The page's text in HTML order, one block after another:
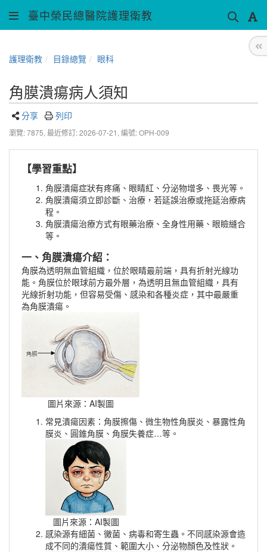
臺中榮民總醫院護理衛教
護理衛教 目錄總覽 眼科
角膜潰瘍病人須知
分享 列印
瀏覽: 7875, 最近修訂: 2026-07-21 , 編號: OPH-009
【學習重點】
角膜潰瘍症狀有疼痛、眼睛紅、分泌物增多、畏光等。
角膜潰瘍須立即診斷、治療，若延誤治療或拖延治療病
程。
角膜潰瘍治療方式有眼藥治療、全身性用藥、眼瞼縫合
等。
一、角膜潰瘍介紹：
角膜為透明無血管組織，位於眼睛最前端，具有折射光線功
能。角膜位於眼球前方最外層，為透明且無血管組織，具有
光線折射功能，但容易受傷、感染和各種炎症，其中最嚴重
為角膜潰瘍。
圖片來源：AI製圖
常見潰瘍因素：角膜擦傷、微生物性角膜炎、暴露性角
膜炎、圓錐角膜、角膜失養症…等。
圖片來源：AI製圖
感染源有細菌、黴菌、病毒和寄生蟲。不同感染源會造
成不同的潰瘍性質、範圍大小、分泌物顏色及性狀。